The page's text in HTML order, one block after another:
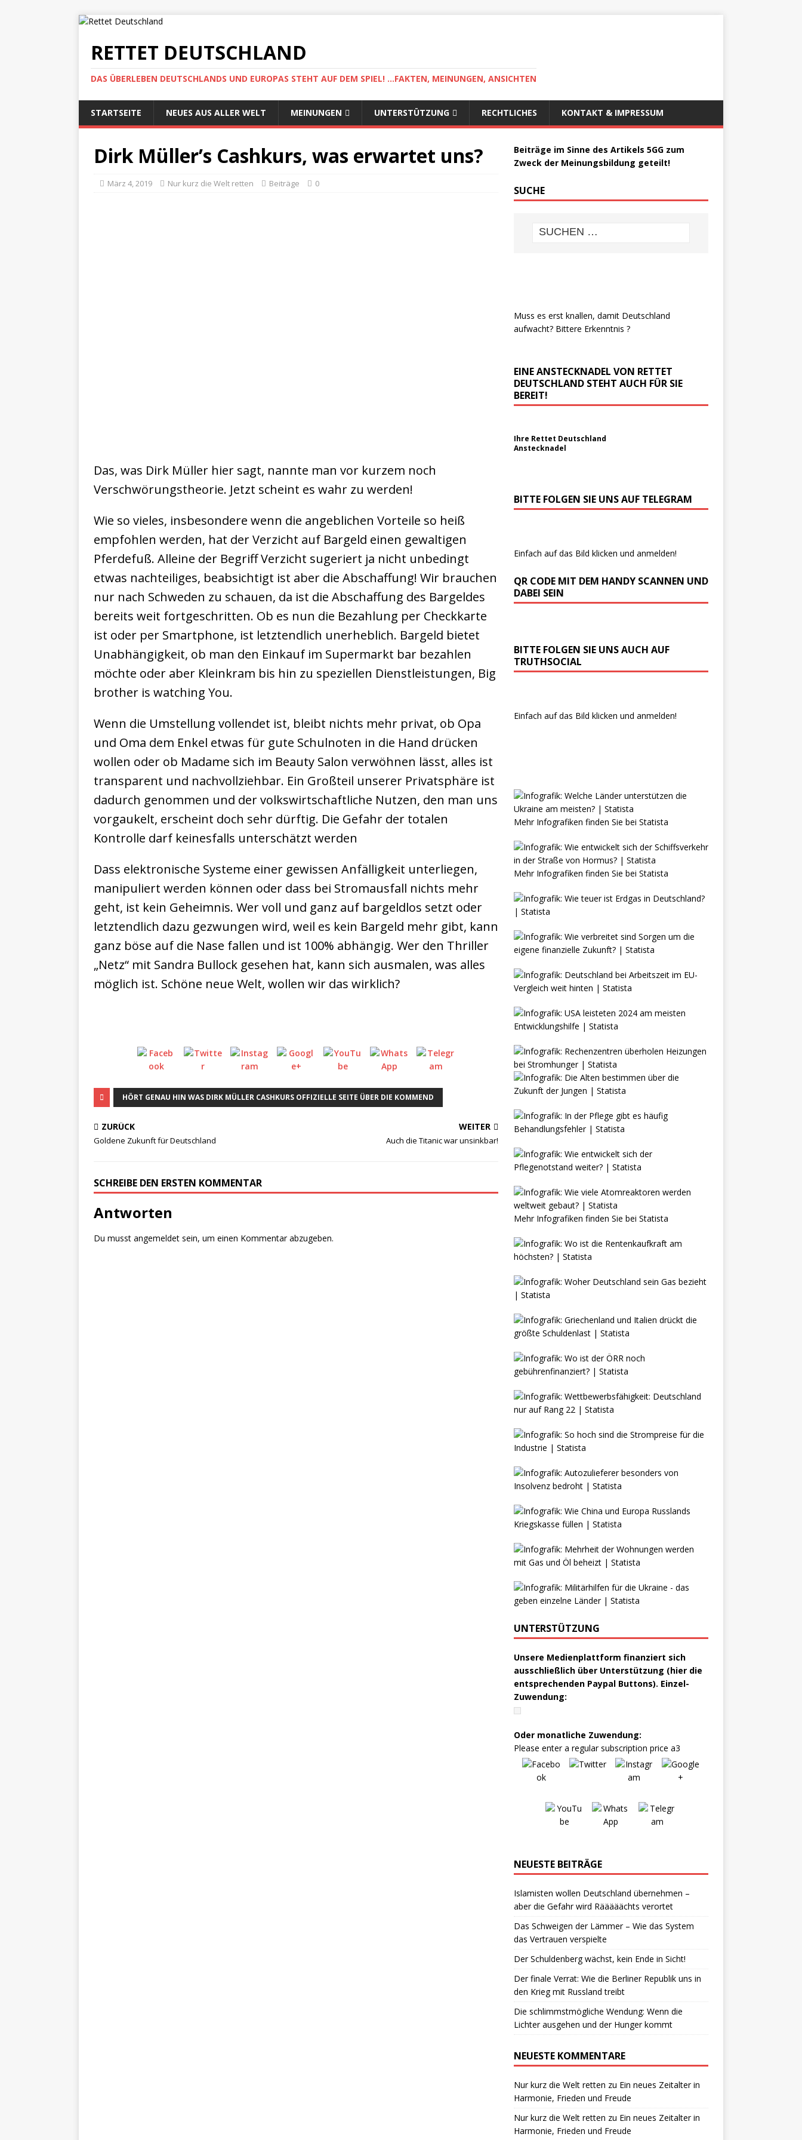
RETTET DEUTSCHLAND
DAS ÜBERLEBEN DEUTSCHLANDS UND EUROPAS STEHT AUF DEM SPIEL! ...FAKTEN, MEINUNGEN, ANSICHTEN
STARTSEITE NEUES AUS ALLER WELT MEINUNGEN UNTERSTÜTZUNG RECHTLICHES KONTAKT & IMPRESSUM
Dirk Müller’s Cashkurs, was erwartet uns?
März 4, 2019 Nur kurz die Welt retten Beiträge 0
Das, was Dirk Müller hier sagt, nannte man vor kurzem noch
Verschwörungstheorie. Jetzt scheint es wahr zu werden!
Wie so vieles, insbesondere wenn die angeblichen Vorteile so heiß
empfohlen werden, hat der Verzicht auf Bargeld einen gewaltigen
Pferdefuß. Alleine der Begriff Verzicht sugeriert ja nicht unbedingt
etwas nachteiliges, beabsichtigt ist aber die Abschaffung! Wir brauchen
nur nach Schweden zu schauen, da ist die Abschaffung des Bargeldes
bereits weit fortgeschritten. Ob es nun die Bezahlung per Checkkarte
ist oder per Smartphone, ist letztendlich unerheblich. Bargeld bietet
Unabhängigkeit, ob man den Einkauf im Supermarkt bar bezahlen
möchte oder aber Kleinkram bis hin zu speziellen Dienstleistungen, Big
brother is watching You.
Wenn die Umstellung vollendet ist, bleibt nichts mehr privat, ob Opa
und Oma dem Enkel etwas für gute Schulnoten in die Hand drücken
wollen oder ob Madame sich im Beauty Salon verwöhnen lässt, alles ist
transparent und nachvollziehbar. Ein Großteil unserer Privatsphäre ist
dadurch genommen und der volkswirtschaftliche Nutzen, den man uns
vorgaukelt, erscheint doch sehr dürftig. Die Gefahr der totalen
Kontrolle darf keinesfalls unterschätzt werden
Dass elektronische Systeme einer gewissen Anfälligkeit unterliegen,
manipuliert werden können oder dass bei Stromausfall nichts mehr
geht, ist kein Geheimnis. Wer voll und ganz auf bargeldlos setzt oder
letztendlich dazu gezwungen wird, weil es kein Bargeld mehr gibt, kann
ganz böse auf die Nase fallen und ist 100% abhängig. Wer den Thriller
„Netz“ mit Sandra Bullock gesehen hat, kann sich ausmalen, was alles
möglich ist. Schöne neue Welt, wollen wir das wirklich?
HÖRT GENAU HIN WAS DIRK MÜLLER CASHKURS OFFIZIELLE SEITE ÜBER DIE KOMMEND
ZURÜCK
Goldene Zukunft für Deutschland
WEITER
Auch die Titanic war unsinkbar!
SCHREIBE DEN ERSTEN KOMMENTAR
Antworten
Du musst angemeldet sein, um einen Kommentar abzugeben.
Beiträge im Sinne des Artikels 5GG zum
Zweck der Meinungsbildung geteilt!
SUCHE
Muss es erst knallen, damit Deutschland
aufwacht? Bittere Erkenntnis ?
EINE ANSTECKNADEL VON RETTET
DEUTSCHLAND STEHT AUCH FÜR SIE
BEREIT!
Ihre Rettet Deutschland
Anstecknadel
BITTE FOLGEN SIE UNS AUF TELEGRAM
Einfach auf das Bild klicken und anmelden!
QR CODE MIT DEM HANDY SCANNEN UND
DABEI SEIN
BITTE FOLGEN SIE UNS AUCH AUF
TRUTHSOCIAL
Einfach auf das Bild klicken und anmelden!
Mehr Infografiken finden Sie bei Statista
Mehr Infografiken finden Sie bei Statista
Mehr Infografiken finden Sie bei Statista
UNTERSTÜTZUNG
Unsere Medienplattform finanziert sich
ausschließlich über Unterstützung (hier die
entsprechenden Paypal Buttons). Einzel-
Zuwendung:
Oder monatliche Zuwendung:
Please enter a regular subscription price a3
NEUESTE BEITRÄGE
Islamisten wollen Deutschland übernehmen –
aber die Gefahr wird Rääääächts verortet
Das Schweigen der Lämmer – Wie das System
das Vertrauen verspielte
Der Schuldenberg wächst, kein Ende in Sicht!
Der finale Verrat: Wie die Berliner Republik uns in
den Krieg mit Russland treibt
Die schlimmstmögliche Wendung: Wenn die
Lichter ausgehen und der Hunger kommt
NEUESTE KOMMENTARE
Nur kurz die Welt retten zu Ein neues Zeitalter in
Harmonie, Frieden und Freude
Nur kurz die Welt retten zu Ein neues Zeitalter in
Harmonie, Frieden und Freude